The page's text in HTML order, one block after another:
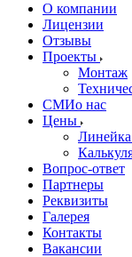
О компании
Лицензии
Отзывы
Проекты
Монтаж
СМИо нас
Цены
Вопрос-ответ
Партнеры
Реквизиты
Галерея
Контакты
Вакансии